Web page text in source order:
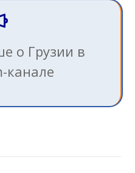
о Грузии в
канале